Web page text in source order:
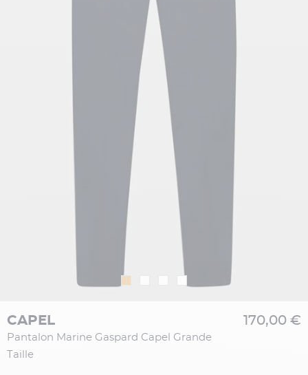
CAPEL
Pantalon Marine Gaspard Capel Grande
Taille
170,00 €